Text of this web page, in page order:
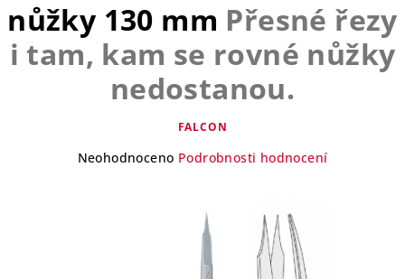
nůžky 130 mm Přesné řezy
i tam, kam se rovné nůžky
nedostanou.
FALCON
Průměrné
Neohodnoceno Podrobnosti hodnocení